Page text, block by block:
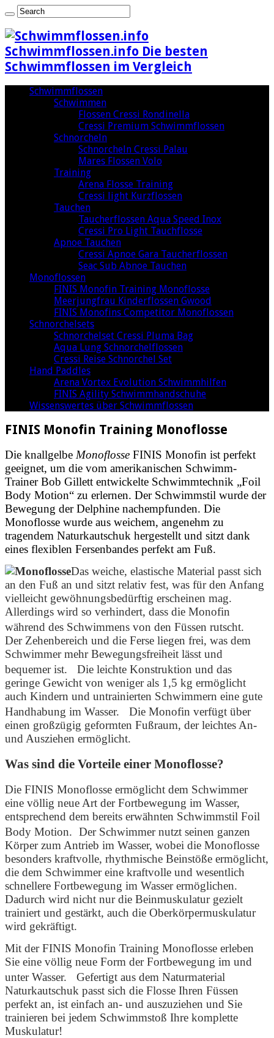
Schwimmflossen.info Die besten
Schwimmflossen im Vergleich
Schwimmflossen
Schwimmen
Flossen Cressi Rondinella
Cressi Premium Schwimmflossen
Schnorcheln
Schnorcheln Cressi Palau
Mares Flossen Volo
Training
Arena Flosse Training
Cressi light Kurzflossen
Tauchen
Taucherflossen Aqua Speed Inox
Cressi Pro Light Tauchflosse
Apnoe Tauchen
Cressi Apnoe Gara Taucherflossen
Seac Sub Abnoe Tauchen
Monoflossen
FINIS Monofin Training Monoflosse
Meerjungfrau Kinderflossen Gwood
FINIS Monofins Competitor Monoflossen
Schnorchelsets
Schnorchelset Cressi Pluma Bag
Aqua Lung Schnorchelflossen
Cressi Reise Schnorchel Set
Hand Paddles
Arena Vortex Evolution Schwimmhilfen
FINIS Agility Schwimmhandschuhe
Wissenswertes über Schwimmflossen
FINIS Monofin Training Monoflosse
Die knallgelbe Monoflosse FINIS Monofin ist perfekt
geeignet, um die vom amerikanischen Schwimm-
Trainer Bob Gillett entwickelte Schwimmtechnik „Foil
Body Motion“ zu erlernen. Der Schwimmstil wurde der
Bewegung der Delphine nachempfunden. Die
Monoflosse wurde aus weichem, angenehm zu
tragendem Naturkautschuk hergestellt und sitzt dank
eines flexiblen Fersenbandes perfekt am Fuß.
Das weiche, elastische Material passt sich
an den Fuß an und sitzt relativ fest, was für den Anfang
vielleicht gewöhnungsbedürftig erscheinen mag.
Allerdings wird so verhindert, dass die Monofin
während des Schwimmens von den Füssen rutscht.
Der Zehenbereich und die Ferse liegen frei, was dem
Schwimmer mehr Bewegungsfreiheit lässt und
bequemer ist. Die leichte Konstruktion und das
geringe Gewicht von weniger als 1,5 kg ermöglicht
auch Kindern und untrainierten Schwimmern eine gute
Handhabung im Wasser. Die Monofin verfügt über
einen großzügig geformten Fußraum, der leichtes An-
und Ausziehen ermöglicht.
Was sind die Vorteile einer Monoflosse?
Die FINIS Monoflosse ermöglicht dem Schwimmer
eine völlig neue Art der Fortbewegung im Wasser,
entsprechend dem bereits erwähnten Schwimmstil Foil
Body Motion. Der Schwimmer nutzt seinen ganzen
Körper zum Antrieb im Wasser, wobei die Monoflosse
besonders kraftvolle, rhythmische Beinstöße ermöglicht,
die dem Schwimmer eine kraftvolle und wesentlich
schnellere Fortbewegung im Wasser ermöglichen.
Dadurch wird nicht nur die Beinmuskulatur gezielt
trainiert und gestärkt, auch die Oberkörpermuskulatur
wird gekräftigt.
Mit der FINIS Monofin Training Monoflosse erleben
Sie eine völlig neue Form der Fortbewegung im und
unter Wasser. Gefertigt aus dem Naturmaterial
Naturkautschuk passt sich die Flosse Ihren Füssen
perfekt an, ist einfach an- und auszuziehen und Sie
trainieren bei jedem Schwimmstoß Ihre komplette
Muskulatur!